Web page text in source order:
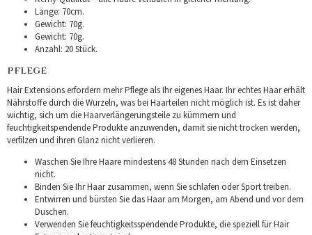
Länge: 70cm.
Gewicht: 70g.
Gewicht: 70g.
Anzahl: 20 Stück.
PFLEGE
Hair Extensions erfordern mehr Pflege als Ihr eigenes Haar. Ihr echtes Haar erhält
Nährstoffe durch die Wurzeln, was bei Haarteilen nicht möglich ist. Es ist daher
wichtig, sich um die Haarverlängerungsteile zu kümmern und
feuchtigkeitspendende Produkte anzuwenden, damit sie nicht trocken werden,
verfilzen und ihren Glanz nicht verlieren.
Waschen Sie Ihre Haare mindestens 48 Stunden nach dem Einsetzen
nicht.
Binden Sie Ihr Haar zusammen, wenn Sie schlafen oder Sport treiben.
Entwirren und bürsten Sie das Haar am Morgen, am Abend und vor dem
Duschen.
Verwenden Sie feuchtigkeitsspendende Produkte, die speziell für Hair